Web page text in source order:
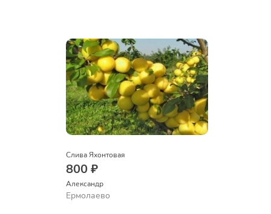
Слива Яхонтовая
800 ₽
Александр
Ермолаево